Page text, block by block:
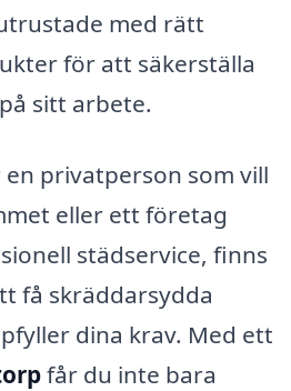
med rätt
för att säkerställa
sitt arbete.
privatperson som vill
eller ett företag
städservice, finns
få skräddarsydda
dina krav. Med ett
får du inte bara